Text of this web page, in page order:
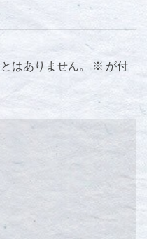
はありません。 ※ が付